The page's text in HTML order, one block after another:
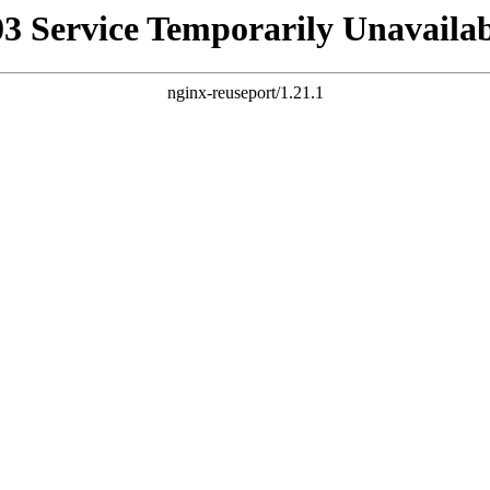
Service Temporarily
nginx-reuseport/1.21.1